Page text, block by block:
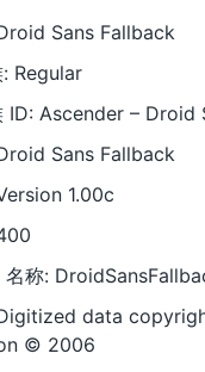
Sans Fallback
Regular
ID: Ascender – Droid
Sans Fallback
1.00c
称:
data
© 2006